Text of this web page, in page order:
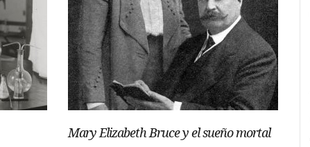
Mary Elizabeth Bruce y el sueño mortal